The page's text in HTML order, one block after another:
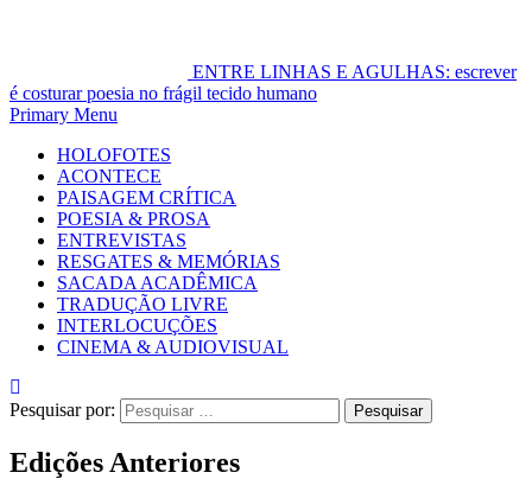
ENTRE LINHAS E AGULHAS: escrever
é costurar poesia no frágil tecido humano
Primary Menu
HOLOFOTES
ACONTECE
PAISAGEM CRÍTICA
POESIA & PROSA
ENTREVISTAS
RESGATES & MEMÓRIAS
SACADA ACADÊMICA
TRADUÇÃO LIVRE
INTERLOCUÇÕES
CINEMA & AUDIOVISUAL
Pesquisar por:
Edições Anteriores